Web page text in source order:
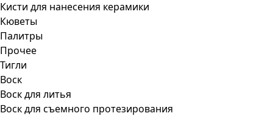
Кисти для нанесения керамики
Кюветы
Палитры
Прочее
Тигли
Воск
Воск для литья
Воск для съемного протезирования